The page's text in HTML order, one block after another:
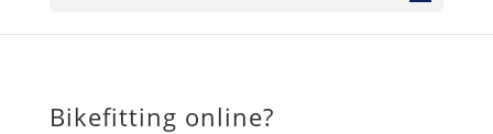
Bikefitting online?